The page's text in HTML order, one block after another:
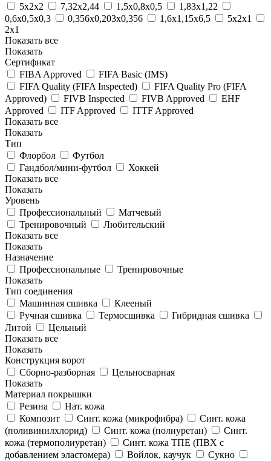
5х2х2
7,32х2,44 1,5х0,8х0,5
1,83х1,22
0,6х0,5х0,3
0,356х0,203х0,356 1,6х1,15х6,5
5х2х1
2х1
Показать все
Показать
Сертификат
FIBA Approved
FIFA Basic (IMS)
FIFA Quality (FIFA Inspected)
FIFA Quality Pro (FIFA
Approved)
FIVB Inspected FIVB Approved
EHF
Approved
ITF Approved
ITTF Approved
Показать все
Показать
Тип
Флорбол
Футбол
Гандбол/мини-футбол
Хоккей
Показать все
Показать
Уровень
Профессиональный
Матчевый
Тренировочный
Любительский
Показать все
Показать
Назначение
Профессиональные
Тренировочные
Показать
Тип соединения
Машинная сшивка
Клееный
Ручная сшивка
Термосшивка
Гибридная сшивка
Литой
Цельный
Показать все
Показать
Конструкция ворот
Сборно-разборная
Цельносварная
Показать
Материал покрышки
Резина
Нат. кожа
Композит
Синт. кожа (микрофибра)
Синт. кожа
(поливинилхлорид)
Синт. кожа (полиуретан)
Синт.
кожа (термополиуретан)
Синт. кожа TПE (ПВХ с
добавлением эластомера)
Войлок, каучук
Сукно